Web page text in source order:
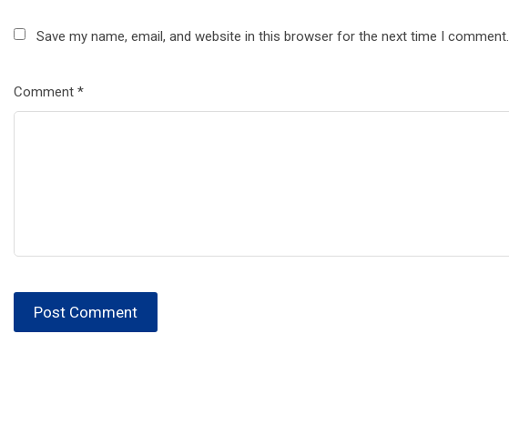
Save my name, email, and website in this browser for the next time I comment.
Comment *